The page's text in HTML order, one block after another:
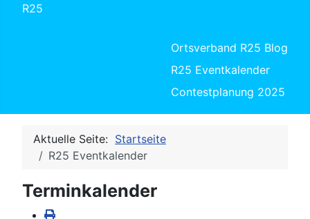
R25
Ortsverband R25 Blog
R25 Eventkalender
Contestplanung 2025
Aktuelle Seite: Startseite
R25 Eventkalender
Terminkalender